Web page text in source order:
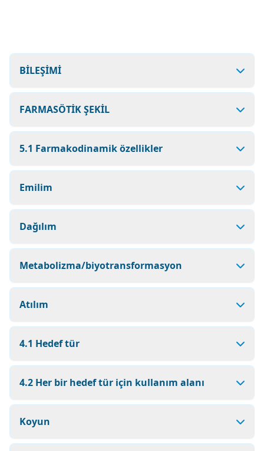
BİLEŞİMİ
FARMASÖTİK ŞEKİL
5.1 Farmakodinamik özellikler
Emilim
Dağılım
Metabolizma/biyotransformasyon
Atılım
4.1 Hedef tür
4.2 Her bir hedef tür için kullanım alanı
Koyun